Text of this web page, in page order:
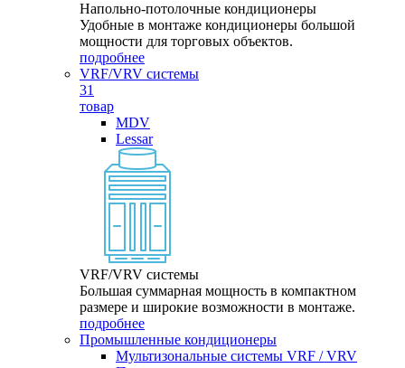
Напольно-потолочные кондиционеры
Удобные в монтаже кондиционеры большой
мощности для торговых объектов.
подробнее
VRF/VRV системы
31
товар
MDV
Lessar
VRF/VRV системы
Большая суммарная мощность в компактном
размере и широкие возможности в монтаже.
подробнее
Промышленные кондиционеры
Мультизональные системы VRF / VRV